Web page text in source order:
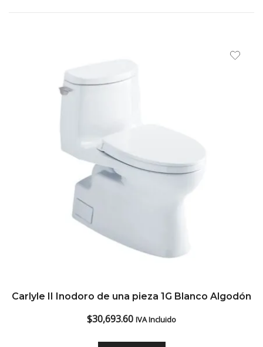
Carlyle II Inodoro de una pieza 1G Blanco Algodón
$30,693.60 IVA Incluido